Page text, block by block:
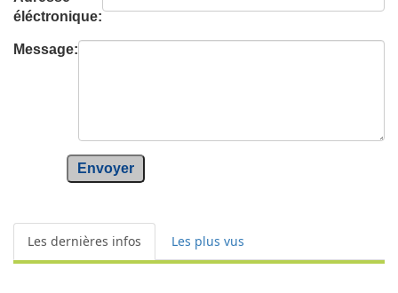
éléctronique:
Message:
Envoyer
Les dernières infos Les plus vus